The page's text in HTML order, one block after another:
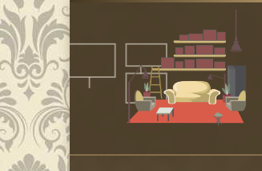
Перейти
к
контенту